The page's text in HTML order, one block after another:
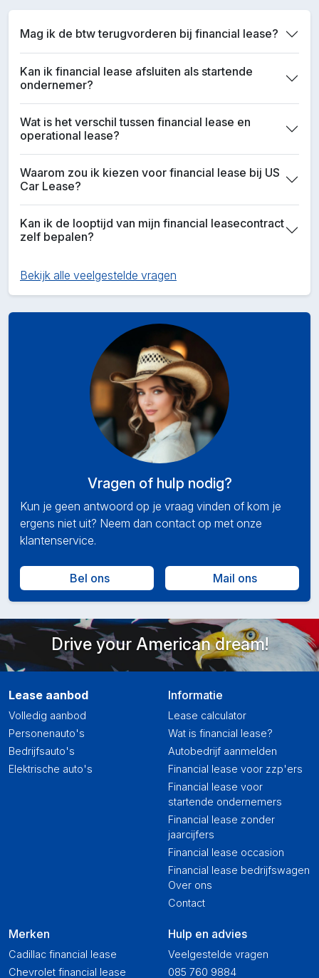
Mag ik de btw terugvorderen bij financial lease?
Kan ik financial lease afsluiten als startende
ondernemer?
Wat is het verschil tussen financial lease en
operational lease?
Waarom zou ik kiezen voor financial lease bij US
Car Lease?
Kan ik de looptijd van mijn financial leasecontract
zelf bepalen?
Bekijk alle veelgestelde vragen
Vragen of hulp nodig?
Kun je geen antwoord op je vraag vinden of kom je
ergens niet uit? Neem dan contact op met onze
klantenservice.
Bel ons Mail ons
Drive your American dream!
Lease aanbod
Volledig aanbod
Personenauto's
Bedrijfsauto's
Elektrische auto's
Merken
Cadillac financial lease
Chevrolet financial lease
Informatie
Lease calculator
Wat is financial lease?
Autobedrijf aanmelden
Financial lease voor zzp'ers
Financial lease voor
startende ondernemers
Financial lease zonder
jaarcijfers
Financial lease occasion
Financial lease bedrijfswagen
Over ons
Contact
Hulp en advies
Veelgestelde vragen
085 760 9884